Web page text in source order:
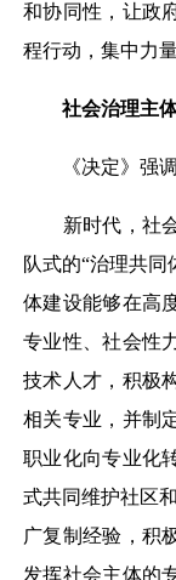
和协同性，让政
程行动，集中力
社会治理主
《决定》强调
新时代，社会
队式的“治理共
体建设能够在高
专业性、社会性
技术人才，积极
相关专业，并制
职业化向专业化
式共同维护社区
广复制经验，积
发挥社会主体的